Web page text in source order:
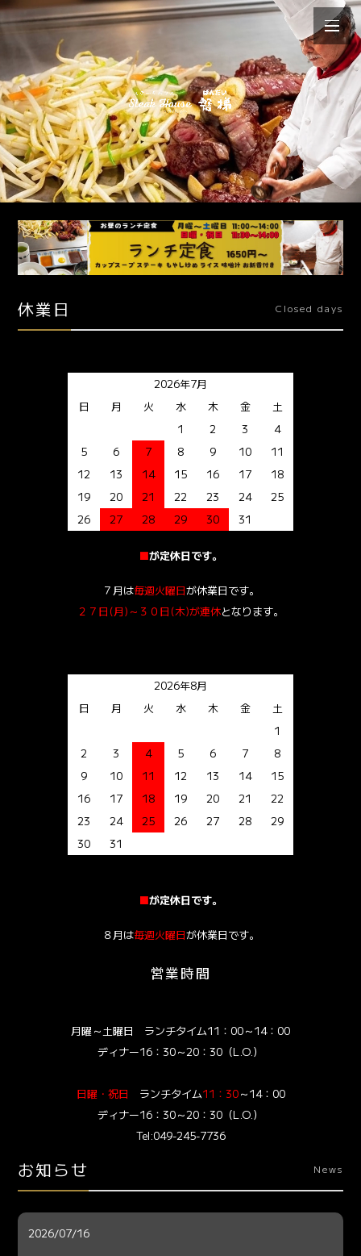
休業日 Closed days
2026年7月
日
月 火 水 木 金
土
1
2 3
4
5
6 7 8 9 10
11
12
13 14 15 16 17
18
19
20 21 22 23 24
25
26
27 28 29 30 31
■が定休日です。
７月は毎週火曜日が休業日です。
２７日(月)～３０日(木)が連休となります。
2026年8月
日
月 火 水 木 金
土
1
2
3 4 5 6 7
8
9
10 11 12 13 14
15
16
17 18 19 20 21
22
23
24 25 26 27 28
29
30
31
■が定休日です。
８月は毎週火曜日が休業日です。
営業時間
月曜～土曜日 ランチタイム11：00～14：00
ディナー16：30～20：30（L.O.）
日曜・祝日 ランチタイム11：30～14：00
ディナー16：30～20：30（L.O.）
Tel:049-245-7736
お知らせ News
2026/07/16